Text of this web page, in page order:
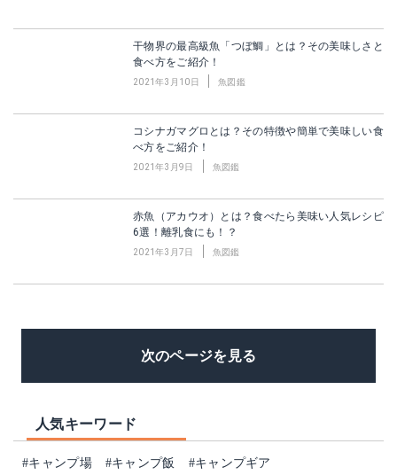
干物界の最高級魚「つぼ鯛」とは？その美味しさと
食べ方をご紹介！
2021年3月10日 魚図鑑
コシナガマグロとは？その特徴や簡単で美味しい食
べ方をご紹介！
2021年3月9日 魚図鑑
赤魚（アカウオ）とは？食べたら美味い人気レシピ
6選！離乳食にも！？
2021年3月7日 魚図鑑
次のページを見る
人気キーワード
#キャンプ場 #キャンプ飯
#キャンプギア